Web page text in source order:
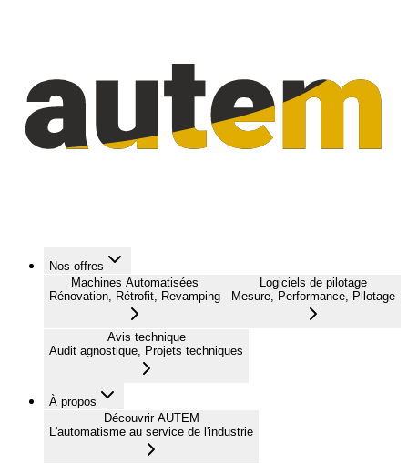
Nos offres
Machines Automatisées
Rénovation, Rétrofit, Revamping
Logiciels de pilotage
Mesure, Performance, Pilotage
Avis technique
Audit agnostique, Projets techniques
À propos
Découvrir AUTEM
L'automatisme au service de l'industrie